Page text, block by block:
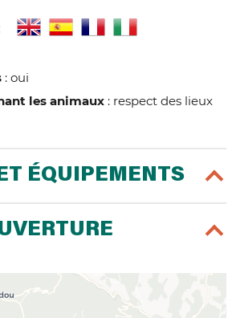
: oui
les animaux : respect des lieux
ÉQUIPEMENTS